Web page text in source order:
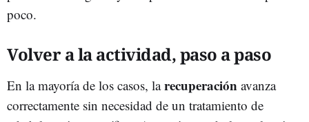
poco.
Volver a la actividad, paso a paso
En la mayoría de los casos, larecuperación avanza
correctamente sin necesidad de un tratamiento de